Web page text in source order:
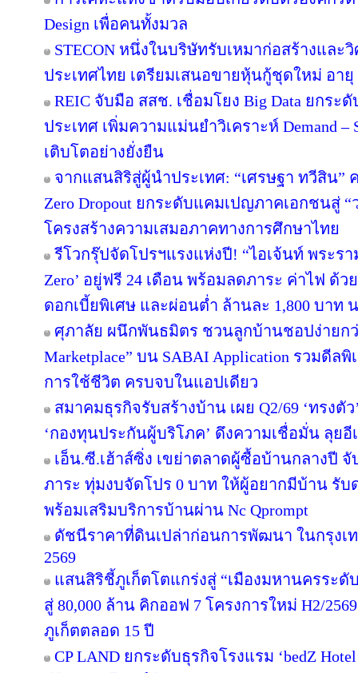
Design เพื่อคนทั้งมวล
STECON หนึ่งในบริษัทรับเหมาก่อสร้างแล
ประเทศไทย เตรียมเสนอขายหุ้นกู้ชุดใหม่ อา
REIC จับมือ สสช. เชื่อมโยง Big Data ยกร
ประเทศ เพิ่มความแม่นยำวิเคราะห์ Demand
เติบโตอย่างยั่งยืน
จากแสนสิริสู่ผู้นำประเทศ: “เศรษฐา ทวีสิน”
Zero Dropout ยกระดับแคมเปญภาคเอกชนสู่
โครงสร้างความเสมอภาคทางการศึกษาไทย
รีโวกรุ๊ปจัดโปรฯแรงแห่งปี! “ไอเจ้นท์ พระรา
Zero’ อยู่ฟรี 24 เดือน พร้อมลดภาระ ค่าไฟ ด้
ดอกเบี้ยพิเศษ และผ่อนต่ำ ล้านละ 1,800 บาท
ศุภาลัย ผนึกพันธมิตร ชวนลูกบ้านชอปง่ายกว่
Marketplace” บน SABAI Application รวมดีล
การใช้ชีวิต ครบจบในแอปเดียว
สมาคมธุรกิจรับสร้างบ้าน เผย Q2/69 ‘ทรง
‘กองทุนประกันผู้บริโภค’ ดึงความเชื่อมั่น ลุย
เอ็น.ซี.เฮ้าส์ซิ่ง เขย่าตลาดผู้ซื้อบ้านกลางปี
ภาระ ทุ่มงบจัดโปร 0 บาท ให้ผู้อยากมีบ้าน รับ
พร้อมเสริมบริการบ้านผ่าน Nc Qprompt
ดัชนีราคาที่ดินเปล่าก่อนการพัฒนา ในกรุงเ
2569
แสนสิริชี้ภูเก็ตโตแกร่งสู่ “เมืองมหานครระ
สู่ 80,000 ล้าน คิกออฟ 7 โครงการใหม่ H2/
ภูเก็ตตลอด 15 ปี
CP LAND ยกระดับธุรกิจโรงแรม ‘bedZ